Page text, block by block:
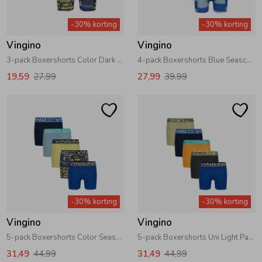
Jassen
Overhemden
Colberts & Gilets
Jassen
Overhemden
Rokken & Skorts
Cadeaubonnen
Haaraccessoires
Babyaccessoires
Verzorgingsproducten
Zomerjassen
Zwemvesten & Zwembandjes
Zomerjassen
-30% korting
Vingino
3-pack Boxershorts Color Dark Blue
19,59 27,99
-30% korting
Vingino
4-pack Boxershorts Blue Seascape Blue
27,99 39,99
-30% korting
Vingino
5-pack Boxershorts Color Seascape Blue
31,49 44,99
-30% korting
Vingino
5-pack Boxershorts Uni Light Papaya Orange
31,49 44,99